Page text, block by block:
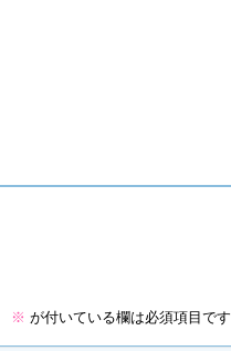
※ が付いている欄は必須項目です